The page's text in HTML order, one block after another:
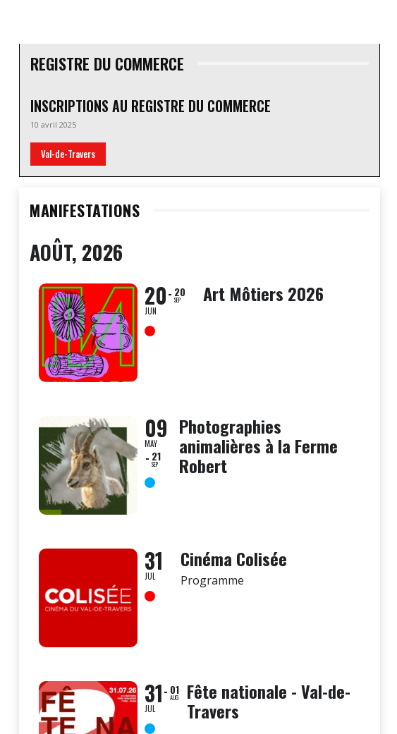
REGISTRE DU COMMERCE
INSCRIPTIONS AU REGISTRE DU COMMERCE
10 avril 2025
Val-de-Travers
MANIFESTATIONS
AOÛT, 2026
20
JUN
20
SEP Art Môtiers 2026
09
MAY
21
SEP
Photographies
animalières à la Ferme
Robert
31
JUL
Cinéma Colisée
Programme
31
JUL
01
AUG Fête nationale - Val-de-
Travers